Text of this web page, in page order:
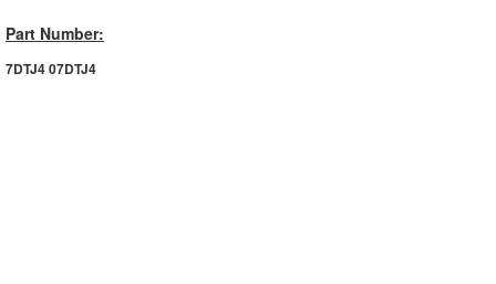
Part Number:
7DTJ4 07DTJ4